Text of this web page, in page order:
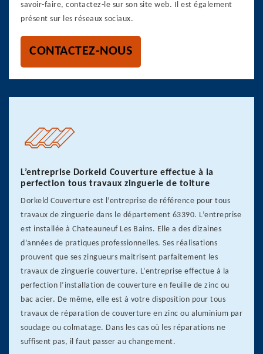
savoir-faire, contactez-le sur son site web. Il est également
présent sur les réseaux sociaux.
CONTACTEZ-NOUS
L’entreprise Dorkeld Couverture effectue à la
perfection tous travaux zinguerie de toiture
Dorkeld Couverture est l’entreprise de référence pour tous
travaux de zinguerie dans le département 63390. L’entreprise
est installée à Chateauneuf Les Bains. Elle a des dizaines
d’années de pratiques professionnelles. Ses réalisations
prouvent que ses zingueurs maitrisent parfaitement les
travaux de zinguerie couverture. L’entreprise effectue à la
perfection l’installation de couverture en feuille de zinc ou
bac acier. De même, elle est à votre disposition pour tous
travaux de réparation de couverture en zinc ou aluminium par
soudage ou colmatage. Dans les cas où les réparations ne
suffisent pas, il faut passer au changement.